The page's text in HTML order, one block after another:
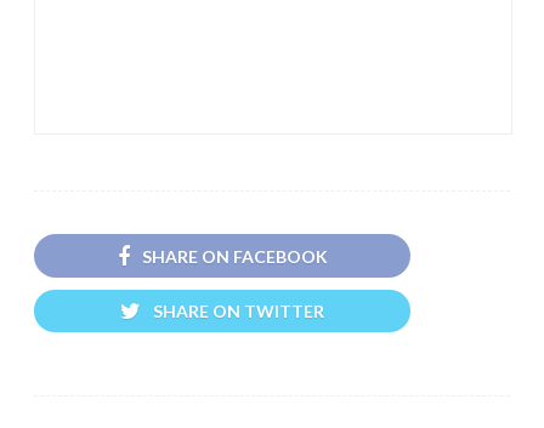
SHARE ON FACEBOOK
SHARE ON TWITTER